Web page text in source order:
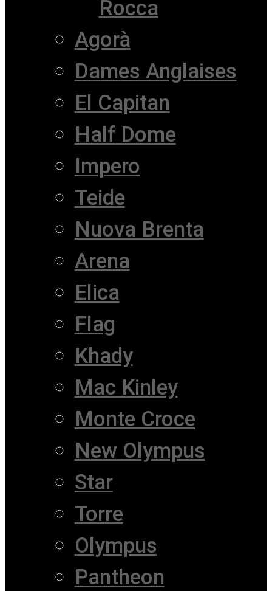
Rocca
Agorà
Dames Anglaises
El Capitan
Half Dome
Impero
Teide
Nuova Brenta
Arena
Elica
Flag
Khady
Mac Kinley
Monte Croce
New Olympus
Star
Torre
Olympus
Pantheon